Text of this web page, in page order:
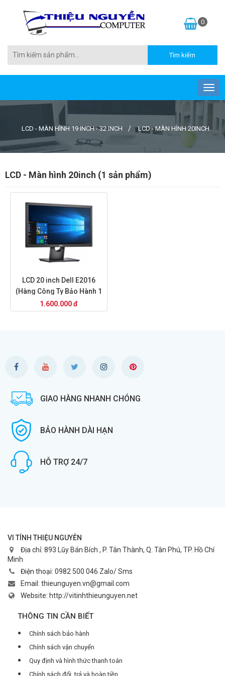
0
LCD - MÀN HÌNH 19 INCH - 32 INCH LCD - MÀN HÌNH 20INCH
LCD - Màn hình 20inch (1 sản phẩm)
LCD 20 inch Dell E2016
(Hàng Công Ty Bảo Hành 1
Năm)
1.600.000 đ
GIAO HÀNG NHANH CHÓNG
BẢO HÀNH DÀI HẠN
HỖ TRỢ 24/7
VI TÍNH THIỆU NGUYỄN
Địa chỉ: 893 Lũy Bán Bích , P. Tân Thành, Q. Tân Phú, TP. Hồ Chí
Minh
Điện thoại: 0982 500 046 Zalo/ Sms
Email: thieunguyen.vn@gmail.com
Website: http://vitinhthieunguyen.net
THÔNG TIN CẦN BIẾT
Chính sách bảo hành
Chính sách vận chuyển
Quy định và hình thức thanh toán
Chính sách đổi, trả và hoàn tiền